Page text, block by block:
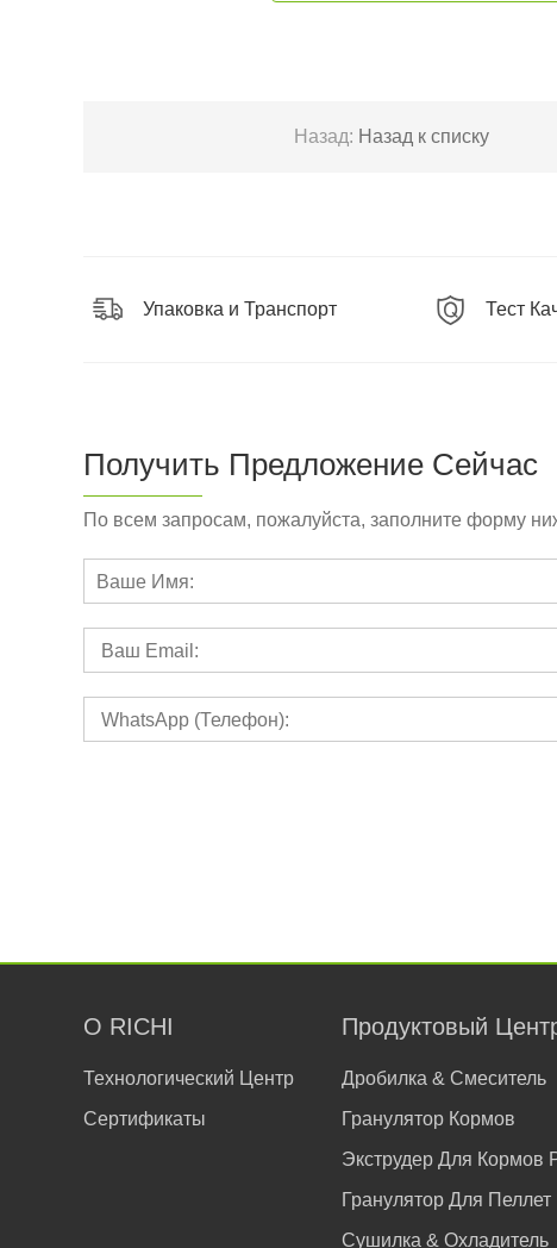
Назад: Назад к списку
Упаковка и Транспорт Тест
Получить Предложение Сейчас
По всем запросам, пожалуйста, заполните форму
О RICHI
Технологический Центр
Сертификаты
Продуктовый
Дробилка & Смеситель
Гранулятор Кормов
Экструдер Для Кормов
Гранулятор Для Пеллет
Сушилка & Охладитель